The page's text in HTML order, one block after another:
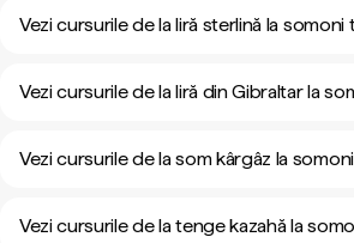
Vezi cursurile de la liră sterlină la somoni
Vezi cursurile de la liră din Gibraltar la
Vezi cursurile de la som kârgâz la
Vezi cursurile de la tenge kazahă la